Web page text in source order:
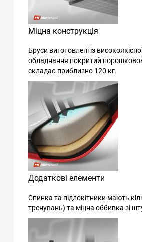
Міцна конструкція
Бруси виготовлені із
обладнання покритий
складає приблизно 120 кг.
Додаткові елементи
Спинка та підлокітники мають
тренувань) та міцна оббивка зі